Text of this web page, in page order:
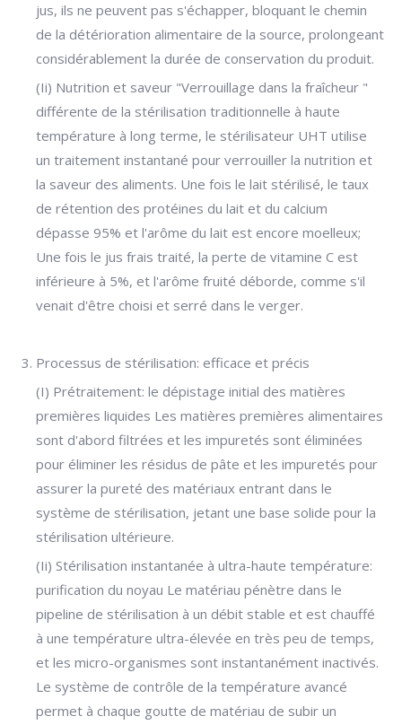
jus, ils ne peuvent pas s'échapper, bloquant le chemin
de la détérioration alimentaire de la source, prolongeant
considérablement la durée de conservation du produit.
(Ii) Nutrition et saveur "Verrouillage dans la fraîcheur "
différente de la stérilisation traditionnelle à haute
température à long terme, le stérilisateur UHT utilise
un traitement instantané pour verrouiller la nutrition et
la saveur des aliments. Une fois le lait stérilisé, le taux
de rétention des protéines du lait et du calcium
dépasse 95% et l'arôme du lait est encore moelleux;
Une fois le jus frais traité, la perte de vitamine C est
inférieure à 5%, et l'arôme fruité déborde, comme s'il
venait d'être choisi et serré dans le verger.
Processus de stérilisation: efficace et précis
(I) Prétraitement: le dépistage initial des matières
premières liquides Les matières premières alimentaires
sont d'abord filtrées et les impuretés sont éliminées
pour éliminer les résidus de pâte et les impuretés pour
assurer la pureté des matériaux entrant dans le
système de stérilisation, jetant une base solide pour la
stérilisation ultérieure.
(Ii) Stérilisation instantanée à ultra-haute température:
purification du noyau Le matériau pénètre dans le
pipeline de stérilisation à un débit stable et est chauffé
à une température ultra-élevée en très peu de temps,
et les micro-organismes sont instantanément inactivés.
Le système de contrôle de la température avancé
permet à chaque goutte de matériau de subir un